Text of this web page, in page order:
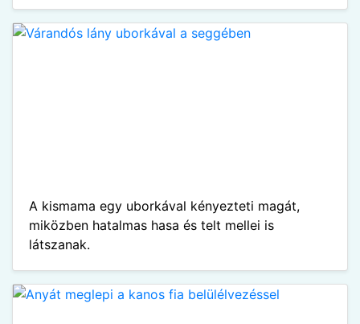
A kismama egy uborkával kényezteti magát,
miközben hatalmas hasa és telt mellei is
látszanak.